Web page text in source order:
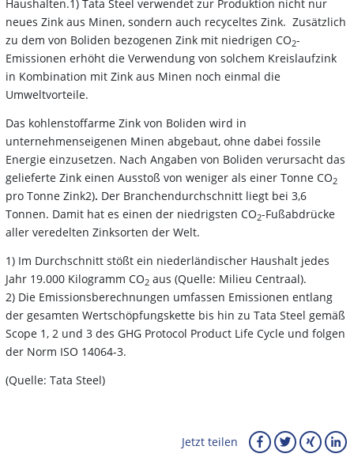
Haushalten.1) Tata Steel verwendet zur Produktion nicht nur
neues Zink aus Minen, sondern auch recyceltes Zink. Zusätzlich
zu dem von Boliden bezogenen Zink mit niedrigen CO2-
Emissionen erhöht die Verwendung von solchem Kreislaufzink
in Kombination mit Zink aus Minen noch einmal die
Umweltvorteile.
Das kohlenstoffarme Zink von Boliden wird in
unternehmenseigenen Minen abgebaut, ohne dabei fossile
Energie einzusetzen. Nach Angaben von Boliden verursacht das
gelieferte Zink einen Ausstoß von weniger als einer Tonne CO2
pro Tonne Zink2). Der Branchendurchschnitt liegt bei 3,6
Tonnen. Damit hat es einen der niedrigsten CO2-Fußabdrücke
aller veredelten Zinksorten der Welt.
1) Im Durchschnitt stößt ein niederländischer Haushalt jedes
Jahr 19.000 Kilogramm CO2 aus (Quelle: Milieu Centraal).
2) Die Emissionsberechnungen umfassen Emissionen entlang
der gesamten Wertschöpfungskette bis hin zu Tata Steel gemäß
Scope 1, 2 und 3 des GHG Protocol Product Life Cycle und folgen
der Norm ISO 14064-3.
(Quelle: Tata Steel)
Jetzt teilen